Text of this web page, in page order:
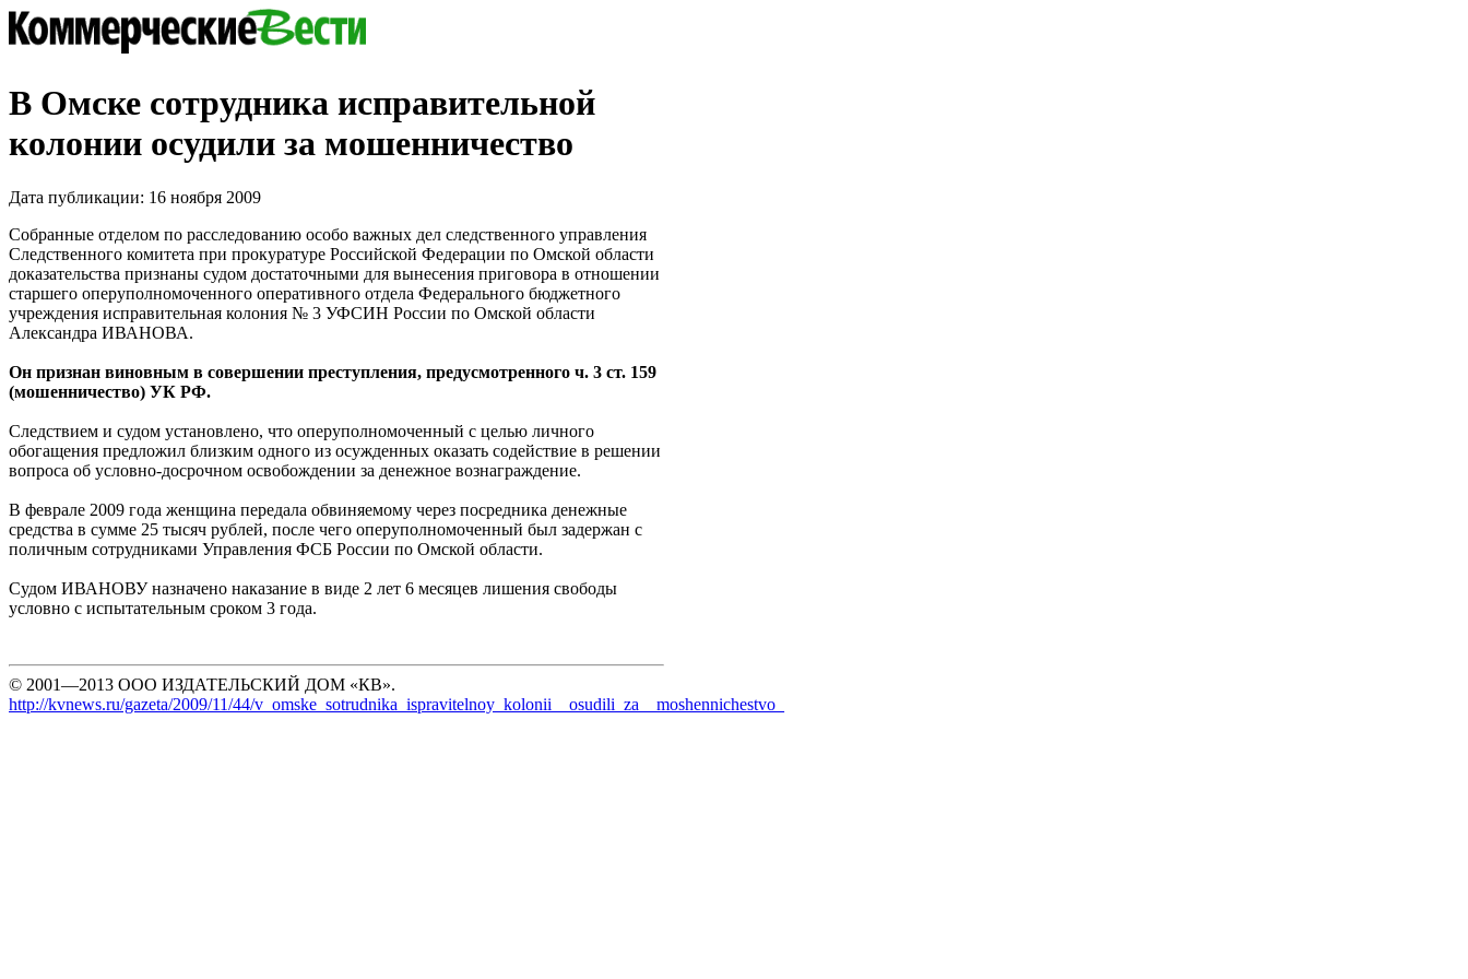
В Омске сотрудника исправительной
колонии осудили за мошенничество
Дата публикации: 16 ноября 2009
Собранные отделом по расследованию особо важных дел следственного управления
Следственного комитета при прокуратуре Российской Федерации по Омской области
доказательства признаны судом достаточными для вынесения приговора в отношении
старшего оперуполномоченного оперативного отдела Федерального бюджетного
учреждения исправительная колония № 3 УФСИН России по Омской области
Александра ИВАНОВА.
Он признан виновным в совершении преступления, предусмотренного ч. 3 ст. 159
(мошенничество) УК РФ.
Следствием и судом установлено, что оперуполномоченный с целью личного
обогащения предложил близким одного из осужденных оказать содействие в решении
вопроса об условно-досрочном освобождении за денежное вознаграждение.
В феврале 2009 года женщина передала обвиняемому через посредника денежные
средства в сумме 25 тысяч рублей, после чего оперуполномоченный был задержан с
поличным сотрудниками Управления ФСБ России по Омской области.
Судом ИВАНОВУ назначено наказание в виде 2 лет 6 месяцев лишения свободы
условно с испытательным сроком 3 года.
© 2001—2013 ООО ИЗДАТЕЛЬСКИЙ ДОМ «КВ».
http://kvnews.ru/gazeta/2009/11/44/v_omske_sotrudnika_ispravitelnoy_kolonii__osudili_za__moshennichestvo_